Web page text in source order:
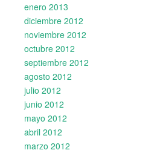
enero 2013
diciembre 2012
noviembre 2012
octubre 2012
septiembre 2012
agosto 2012
julio 2012
junio 2012
mayo 2012
abril 2012
marzo 2012